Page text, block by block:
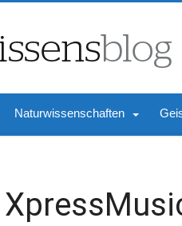
Naturwissenschaften